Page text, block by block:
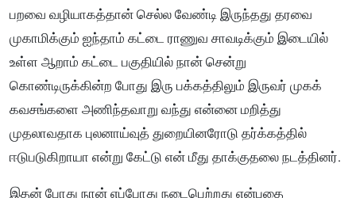
பறவை வழியாகத்தான் செல்ல வேண்டி இருந்தது தரவை
முகாமிக்கும் ஐந்தாம் கட்டை ராணுவ சாவடிக்கும் இடையில்
உள்ள ஆறாம் கட்டை பகுதியில் நான் சென்று
கொண்டிருக்கின்ற போது இரு பக்கத்திலும் இருவர் முகக்
கவசங்களை அணிந்தவாறு வந்து என்னை மறித்து
முதலாவதாக புலனாய்வுத் துறையினரோடு தர்க்கத்தில்
ஈடுபடுகிறாயா என்று கேட்டு என் மீது தாக்குதலை நடத்தினர்.
இதன் போது நான் எப்போது நடைபெற்றது என்பதை